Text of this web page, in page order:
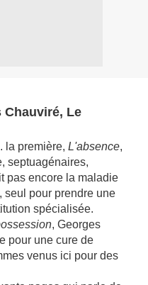
Chauviré, Le
la première, L'absence,
septuagénaires,
pas encore la maladie
seul pour prendre une
spécialisée.
, Georges
pour une cure de
venus ici pour des